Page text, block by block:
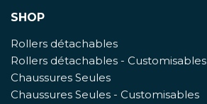
SHOP
Rollers détachables
Rollers détachables - Customisables
Chaussures Seules
Chaussures Seules - Customisables